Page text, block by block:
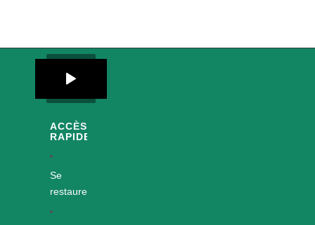
ACCÈS
RAPIDES
Se
restaurer